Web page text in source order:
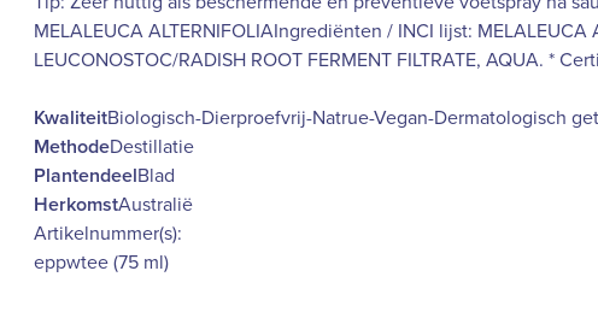
MELALEUCA ALTERNIFOLIAIngrediënten / INCI lijst: MELALEUCA
LEUCONOSTOC/RADISH ROOT FERMENT FILTRATE, AQUA. *
KwaliteitBiologisch-Dierproefvrij-Natrue-Vegan-Dermatologisch
MethodeDestillatie
PlantendeelBlad
HerkomstAustralië
Artikelnummer(s):
eppwtee (75 ml)